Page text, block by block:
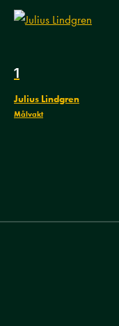
1
Julius Lindgren
Målvakt